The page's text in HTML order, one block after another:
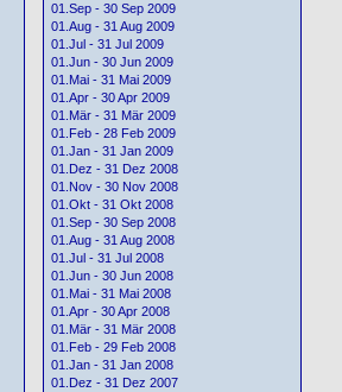
01.Sep - 30 Sep 2009
01.Aug - 31 Aug 2009
01.Jul - 31 Jul 2009
01.Jun - 30 Jun 2009
01.Mai - 31 Mai 2009
01.Apr - 30 Apr 2009
01.Mär - 31 Mär 2009
01.Feb - 28 Feb 2009
01.Jan - 31 Jan 2009
01.Dez - 31 Dez 2008
01.Nov - 30 Nov 2008
01.Okt - 31 Okt 2008
01.Sep - 30 Sep 2008
01.Aug - 31 Aug 2008
01.Jul - 31 Jul 2008
01.Jun - 30 Jun 2008
01.Mai - 31 Mai 2008
01.Apr - 30 Apr 2008
01.Mär - 31 Mär 2008
01.Feb - 29 Feb 2008
01.Jan - 31 Jan 2008
01.Dez - 31 Dez 2007